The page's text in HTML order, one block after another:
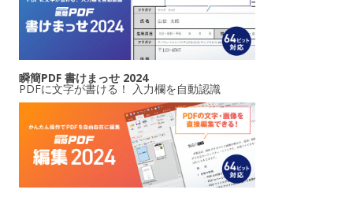
瞬簡PDF 書けまっせ 2024
PDFに文字が書ける！ 入力欄を自動認識